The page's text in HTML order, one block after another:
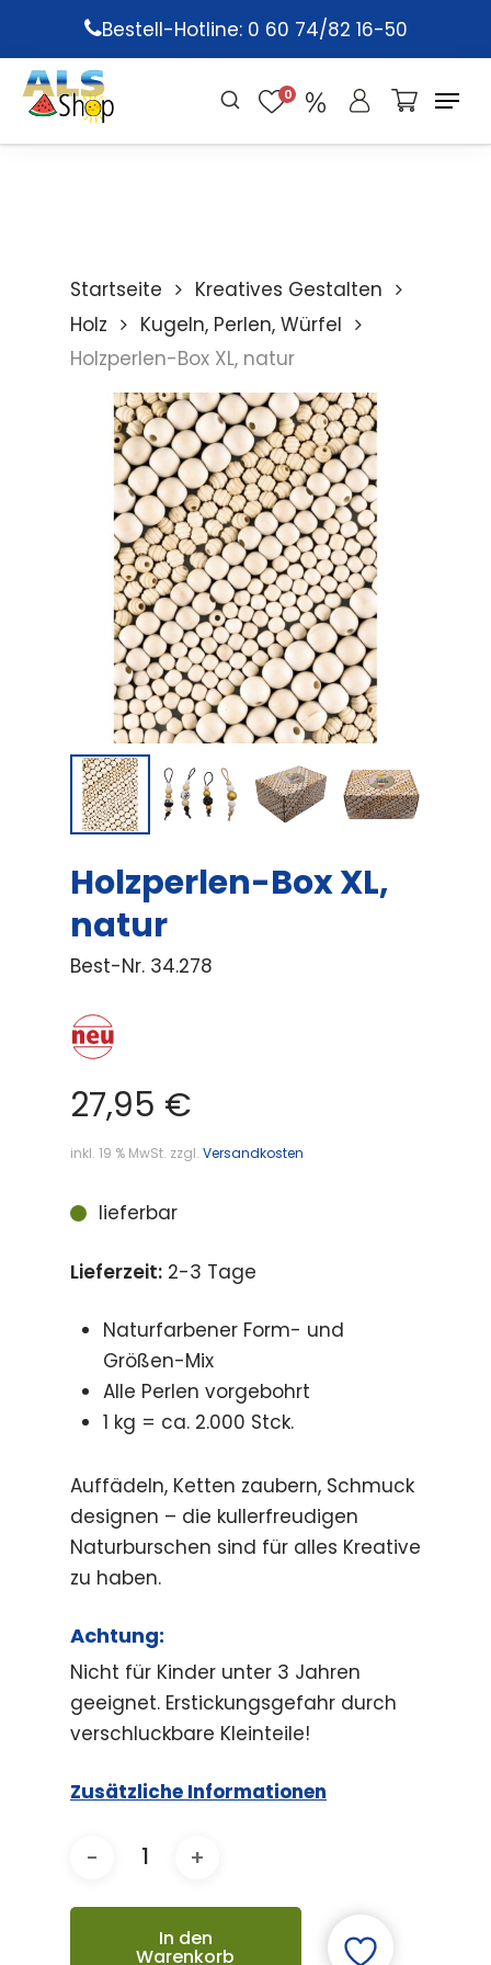
main
content
Bestell-Hotline: 0 60 74/82 16-50
0
Startseite
Kreatives Gestalten
Holz
Kugeln, Perlen, Würfel
Holzperlen-Box XL, natur
Holzperlen-Box XL,
natur
Best-Nr. 34.278
27,95 €
inkl. 19 % MwSt. zzgl. Versandkosten
lieferbar
Lieferzeit: 2-3 Tage
Naturfarbener Form- und
Größen-Mix
Alle Perlen vorgebohrt
1 kg = ca. 2.000 Stck.
Auffädeln, Ketten zaubern, Schmuck
designen – die kullerfreudigen
Naturburschen sind für alles Kreative
zu haben.
Achtung:
Nicht für Kinder unter 3 Jahren
geeignet. Erstickungsgefahr durch
verschluckbare Kleinteile!
Zusätzliche Informationen
In den
Warenkorb